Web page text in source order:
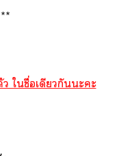
ใชื่อเดียวกันะะ